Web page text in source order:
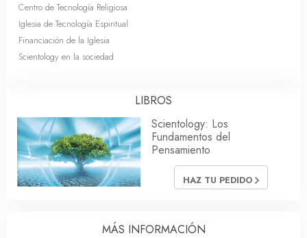
Centro de Tecnología Religiosa
Iglesia de Tecnología Espiritual
Financiación de la Iglesia
Scientology en la sociedad
LIBROS
Scientology: Los
Fundamentos del
Pensamiento
HAZ TU PEDIDO
MÁS INFORMACIÓN